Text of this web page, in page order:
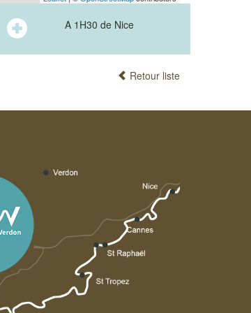
A 1H30 de Nice
Retour liste